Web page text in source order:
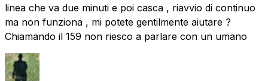
linea che va due minuti e poi casca , riavvio di continuo
ma non funziona , mi potete gentilmente aiutare ?
Chiamando il 159 non riesco a parlare con un umano